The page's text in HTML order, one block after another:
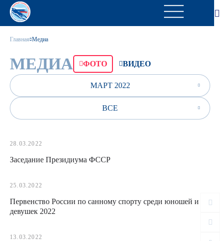
Главная Медиа
МЕДИА ФОТО ВИДЕО
МАРТ 2022
ВСЕ
28.03.2022
Заседание Президиума ФССР
25.03.2022
Первенство России по санному спорту среди юношей и
девушек 2022
13.03.2022